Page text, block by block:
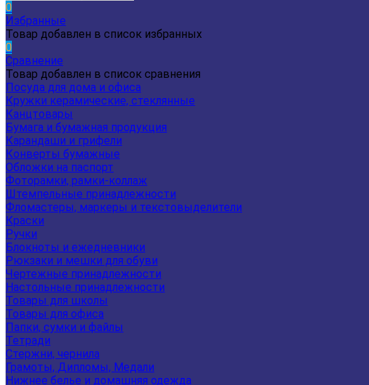
0
Избранные
Товар добавлен в список избранных
0
Сравнение
Товар добавлен в список сравнения
Посуда для дома и офиса
Кружки керамические, стеклянные
Канцтовары
Бумага и бумажная продукция
Карандаши и грифели
Конверты бумажные
Обложки на паспорт
Фоторамки, рамки-коллаж
Штемпельные принадлежности
Фломастеры, маркеры и текстовыделители
Краски
Ручки
Блокноты и ежедневники
Рюкзаки и мешки для обуви
Чертежные принадлежности
Настольные принадлежности
Товары для школы
Товары для офиса
Папки, сумки и файлы
Тетради
Стержни, чернила
Грамоты, Дипломы, Медали
Нижнее белье и домашняя одежда